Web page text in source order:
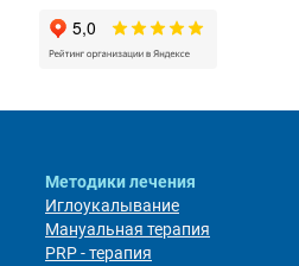
Методики лечения
Иглоукалывание
Мануальная терапия
PRP - терапия